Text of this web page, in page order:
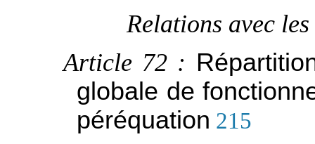
Relations avec
Article 72 :
globale de
péréquation 215